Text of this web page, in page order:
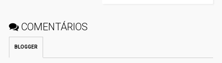
COMENTÁRIOS
BLOGGER